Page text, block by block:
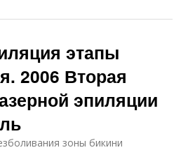
этапы
2006 Вторая
эпиляции
зоны бикини